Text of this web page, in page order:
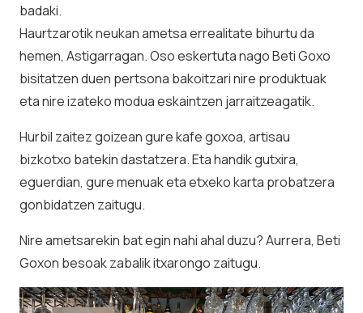
badaki.
Haurtzarotik neukan ametsa errealitate bihurtu da
hemen, Astigarragan. Oso eskertuta nago Beti Goxo
bisitatzen duen pertsona bakoitzari nire produktuak
eta nire izateko modua eskaintzen jarraitzeagatik.
Hurbil zaitez goizean gure kafe goxoa, artisau
bizkotxo batekin dastatzera. Eta handik gutxira,
eguerdian, gure menuak eta etxeko karta probatzera
gonbidatzen zaitugu.
Nire ametsarekin bat egin nahi ahal duzu? Aurrera, Beti
Goxon besoak zabalik itxarongo zaitugu.